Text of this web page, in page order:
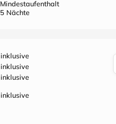
Mindestaufenthalt
5 Nächte
inklusive
inklusive
inklusive
inklusive